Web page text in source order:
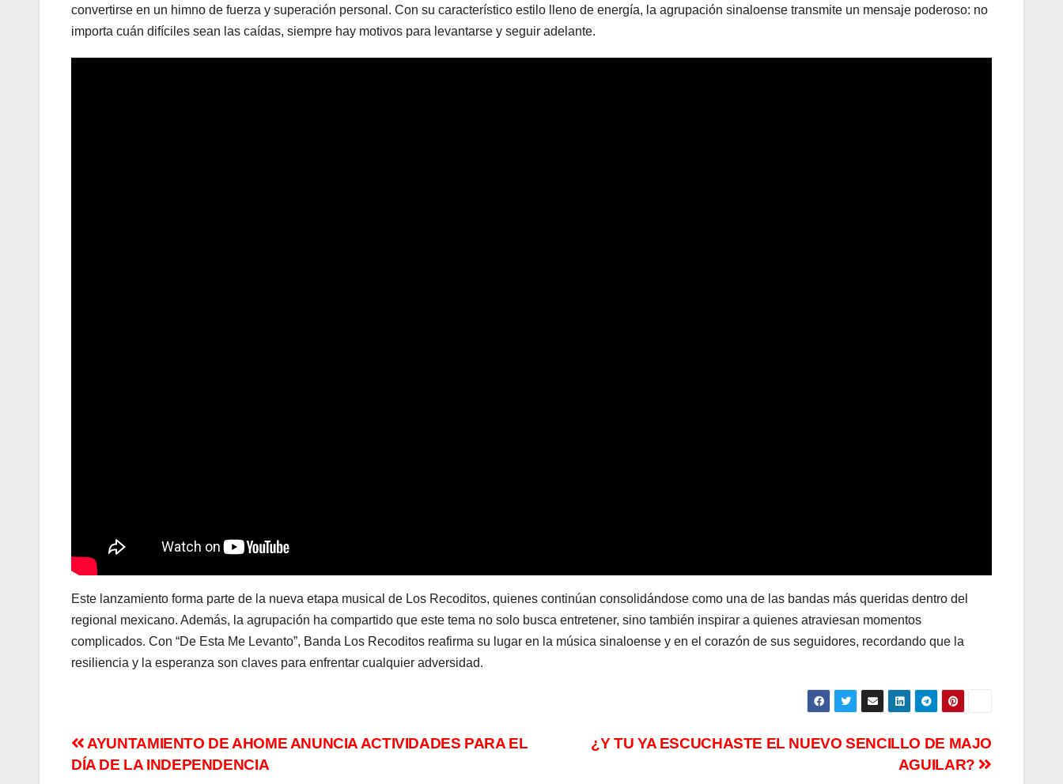
convertirse en un himno de fuerza y superación personal. Con su característico estilo lleno de energía, la agrupación sinaloense transmite un mensaje poderoso: no
importa cuán difíciles sean las caídas, siempre hay motivos para levantarse y seguir adelante.
Este lanzamiento forma parte de la nueva etapa musical de Los Recoditos, quienes continúan consolidándose como una de las bandas más queridas dentro del
regional mexicano. Además, la agrupación ha compartido que este tema no solo busca entretener, sino también inspirar a quienes atraviesan momentos
complicados. Con “De Esta Me Levanto”, Banda Los Recoditos reafirma su lugar en la música sinaloense y en el corazón de sus seguidores, recordando que la
resiliencia y la esperanza son claves para enfrentar cualquier adversidad.
Navegación
¿Y TU YA ESCUCHASTE EL NUEVO SENCILLO DE MAJO
AGUILAR?
AYUNTAMIENTO DE AHOME ANUNCIA ACTIVIDADES PARA EL
DÍA DE LA INDEPENDENCIA